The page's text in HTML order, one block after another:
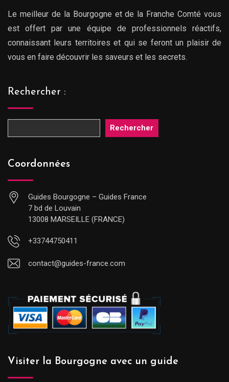
Le meilleur de la Bourgogne et de la Franche Comté vous
est offert par une équipe de professionnels réactifs,
connaissant leurs territoires et qui se feront un plaisir de
vous en faire découvrir les saveurs et les secrets.
Rechercher :
Rechercher
Coordonnées
Guides Bourgogne – Guides France
7 bd de Louvain
13008 MARSEILLE (FRANCE)
+33744750411
contact@guides-france.com
Visiter la Bourgogne avec un guide